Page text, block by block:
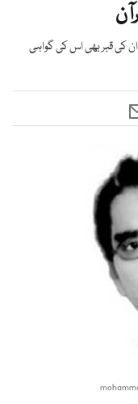
کی قبر بھی اس کی گواہی